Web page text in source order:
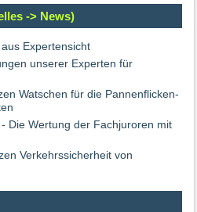
-> News)
Expertensicht
unserer Experten für
Watschen für die Pannenflicken-
Die Wertung der Fachjuroren mit
Verkehrssicherheit von